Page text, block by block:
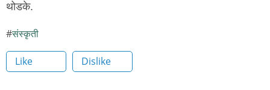
थोडके.
संस्कृती
Like Dislike